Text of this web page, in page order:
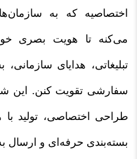
اختصاصیه که به
می‌کنه تا هویت بصری
تبلیغاتی، هدایای
سفارشی تقویت کنن. این
طراحی اختصاصی، تولید با
بسته‌بندی حرفه‌ای و ارسال